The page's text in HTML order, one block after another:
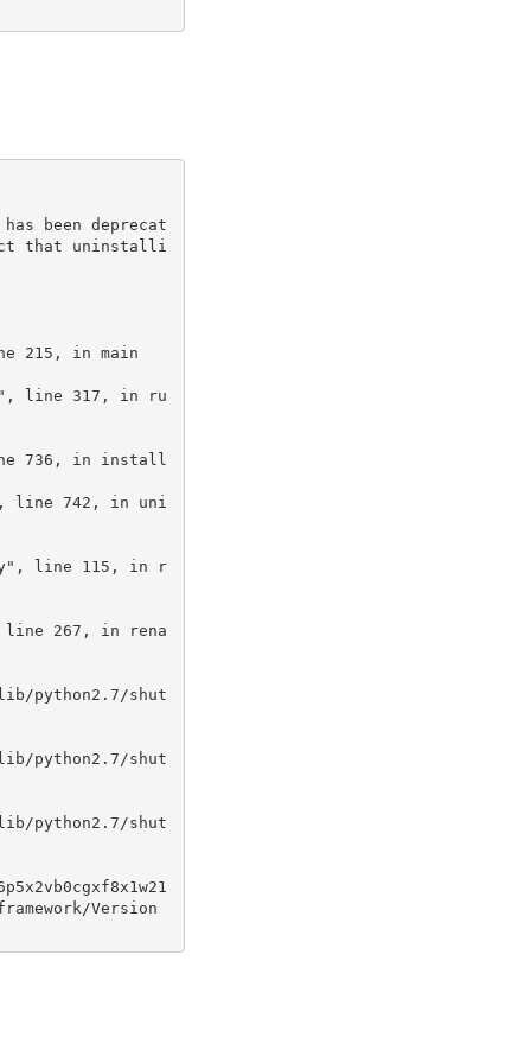
that uninstalli
215, in main
736, in install
Version